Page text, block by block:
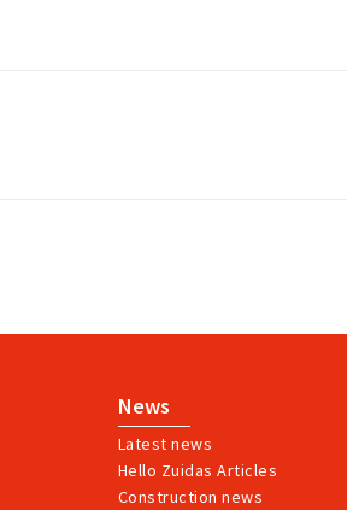
News
Latest news
Hello Zuidas Articles
Construction news